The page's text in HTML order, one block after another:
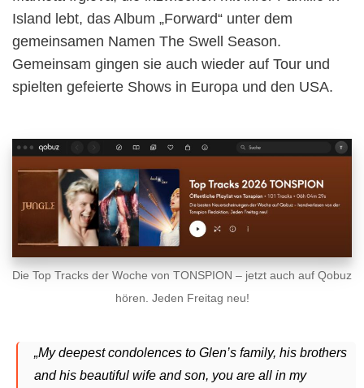
Island lebt, das Album „Forward“ unter dem
gemeinsamen Namen The Swell Season.
Gemeinsam gingen sie auch wieder auf Tour und
spielten gefeierte Shows in Europa und den USA.
Die Top Tracks der Woche von TONSPION – jetzt auch auf Qobuz
hören. Jeden Freitag neu!
„My deepest condolences to Glen’s family, his brothers
and his beautiful wife and son, you are all in my